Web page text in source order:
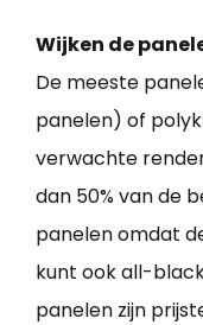
Wijken de
De meeste
panelen) of
verwachte
dan 50% van de
panelen omdat
kunt ook all-
panelen zijn